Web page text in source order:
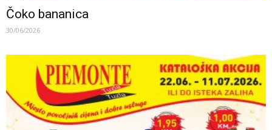
Čoko bananica
30/06/2026